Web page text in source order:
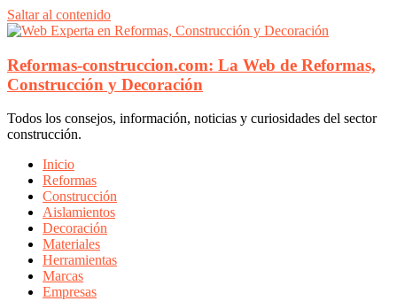
Saltar al contenido
Reformas-construccion.com: La Web de Reformas,
Construcción y Decoración
Todos los consejos, información, noticias y curiosidades del sector
construcción.
Inicio
Reformas
Construcción
Aislamientos
Decoración
Materiales
Herramientas
Marcas
Empresas